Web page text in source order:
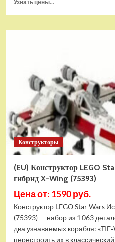
Узнать цены...
(EU)
Шанг-
Чи
и
Великий
Защитник
(30454)
Конструкторы
(EU) Конструктор LEGO
гибрид X-Wing (75393)
Цена от: 1590 руб.
Конструктор LEGO Star Wars
(75393) — набор из 1 063
два узнаваемых корабля:
перестроить их в